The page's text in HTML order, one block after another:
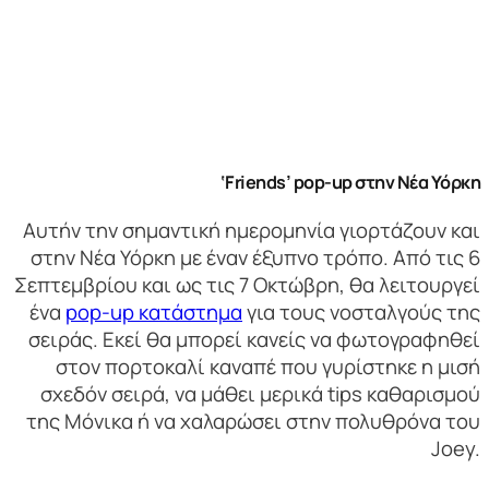
‘Friends’ pop-up στηνΝέαΥόρκη
Αυτήν την σημαντική ημερομηνία γιορτάζουν και
στην Νέα Υόρκη με έναν έξυπνο τρόπο. Από τις 6
Σεπτεμβρίου και ως τις 7 Οκτώβρη, θα λειτουργεί
ένα pop-up κατάστημαγια τους νοσταλγούς της
σειράς. Εκεί θα μπορεί κανείς να φωτογραφηθεί
στον πορτοκαλί καναπέ που γυρίστηκε η μισή
σχεδόν σειρά, να μάθει μερικά tips καθαρισμού
της Μόνικα ή να χαλαρώσει στην πολυθρόνα του
Joey.